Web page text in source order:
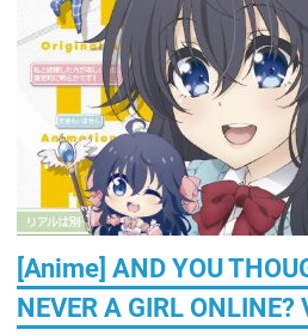
[Anime] AND YOU
NEVER A GIRL ONLINE?